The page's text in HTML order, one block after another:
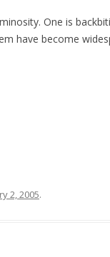
One is
have become
2, 2005.